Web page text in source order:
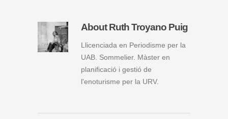
About Ruth Troyano Puig
Llicenciada en Periodisme per la
UAB. Sommelier. Màster en
planificació i gestió de
l'enoturisme per la URV.